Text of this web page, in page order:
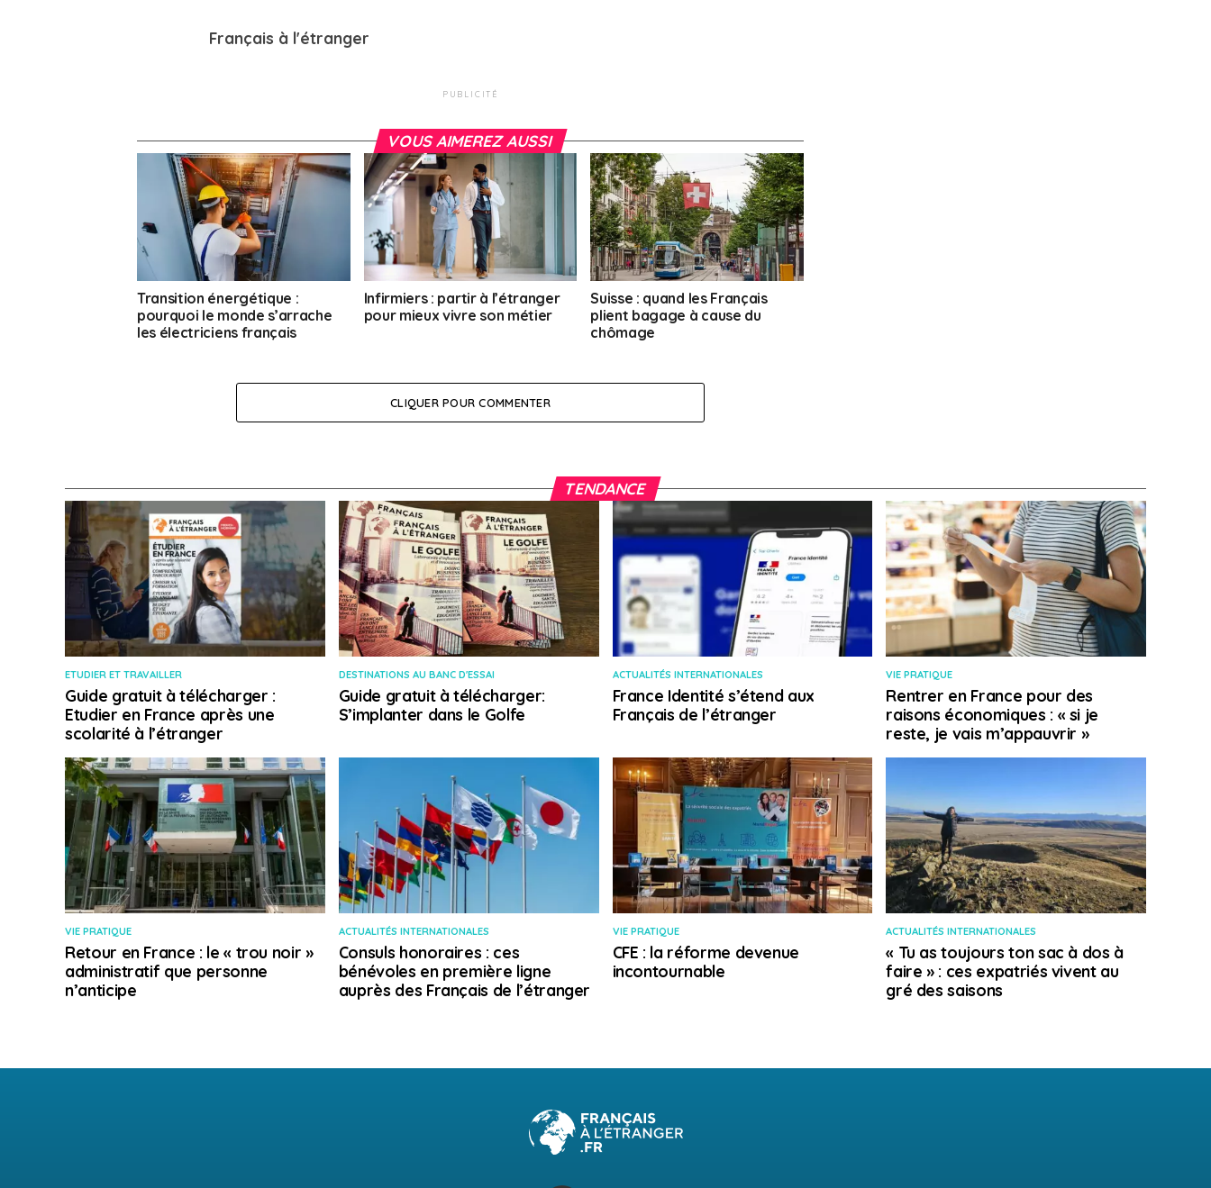
Français à l'étranger
PUBLICITÉ
VOUS AIMEREZ AUSSI
Transition énergétique :
pourquoi le monde s’arrache
les électriciens français
Infirmiers : partir à l’étranger
pour mieux vivre son métier
Suisse : quand les Français
plient bagage à cause du
chômage
CLIQUER POUR COMMENTER
TENDANCE
ETUDIER ET TRAVAILLER
Guide gratuit à télécharger :
Etudier en France après une
scolarité à l’étranger
DESTINATIONS AU BANC D'ESSAI
Guide gratuit à télécharger:
S’implanter dans le Golfe
ACTUALITÉS INTERNATIONALES
France Identité s’étend aux
Français de l’étranger
VIE PRATIQUE
Rentrer en France pour des
raisons économiques : « si je
reste, je vais m’appauvrir »
VIE PRATIQUE
Retour en France : le « trou noir »
administratif que personne
n’anticipe
ACTUALITÉS INTERNATIONALES
Consuls honoraires : ces
bénévoles en première ligne
auprès des Français de l’étranger
VIE PRATIQUE
CFE : la réforme devenue
incontournable
ACTUALITÉS INTERNATIONALES
« Tu as toujours ton sac à dos à
faire » : ces expatriés vivent au
gré des saisons